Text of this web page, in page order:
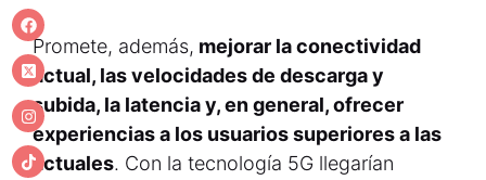
Promete, además, mejorar la conectividad
actual, las velocidades de descarga y
subida, la latencia y, en general, ofrecer
experiencias a los usuarios superiores a las
actuales. Con la tecnología 5G llegarían